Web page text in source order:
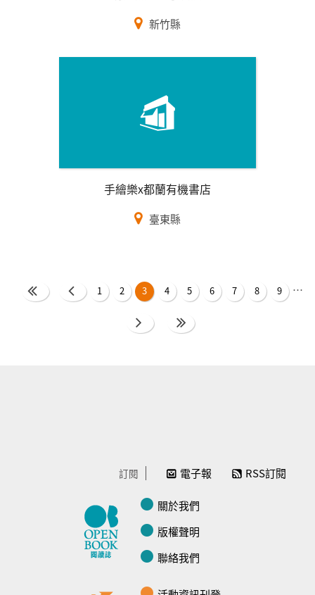
新竹縣
手繪樂x都蘭有機書店
臺東縣
1 2 3 4 5 6 7 8 9 …
訂閱 電子報 RSS訂閱
關於我們
版權聲明
聯絡我們